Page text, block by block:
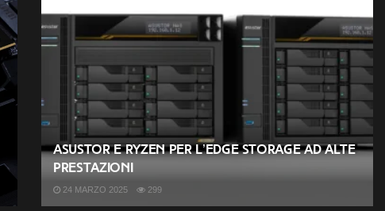
ASUSTOR e Ryzen per l’Edge Storage ad alte
prestazioni
24 MARZO 2025 299